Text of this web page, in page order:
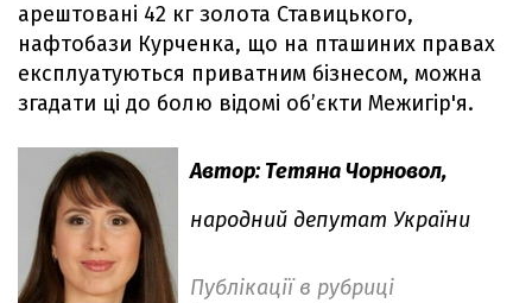
арештовані 42 кг золота Ставицького,
нафтобази Курченка, що на пташиних правах
експлуатуються приватним бізнесом, можна
згадати ці до болю відомі об’єкти Межигір'я.
Автор: Тетяна Чорновол,
народний депутат України
Публікації в рубриці